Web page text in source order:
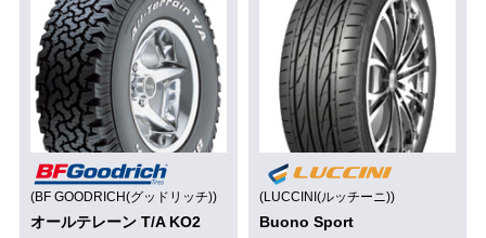
(BF GOODRICH(グッドリッチ))
オールテレーン T/A KO2
(LUCCINI(ルッチーニ))
Buono Sport